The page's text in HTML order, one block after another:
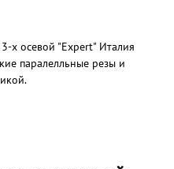
х осевой "Expert" Италия
паралелльные резы и